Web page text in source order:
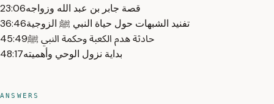
23:06قصة جابر بن عبد الله وزواجه
36:46تفنيد الشبهات حول حياة النبي ﷺ الزوجية
45:49حادثة هدم الكعبة وحكمة النبي ﷺ
48:17بداية نزول الوحي وأهميته
ANSWERS